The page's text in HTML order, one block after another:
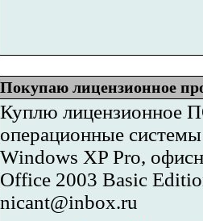
Покупаю лицензионное
Куплю лицензионное
операционные
Windows XP Pro,
Office 2003 Basic
nicant@inbox.ru